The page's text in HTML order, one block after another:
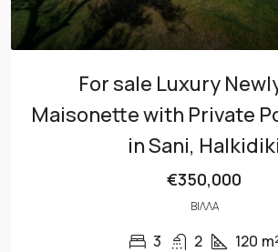
For sale Luxury
Maisonette with Private
in Sani, Halkidiki
€350,000
ΒΊΛΛΑ
3 2 120